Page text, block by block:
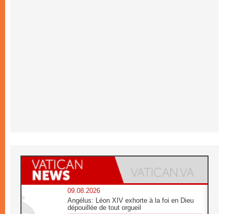
09.08.2026
Angélus: Léon XIV exhorte à la foi en Dieu
dépouillée de tout orgueil